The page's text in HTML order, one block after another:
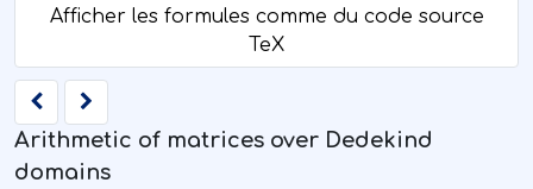
Arithmetic of matrices over Dedekind
domains